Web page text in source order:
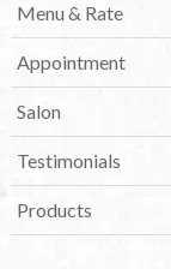
Menu & Rate
Appointment
Salon
Testimonials
Products